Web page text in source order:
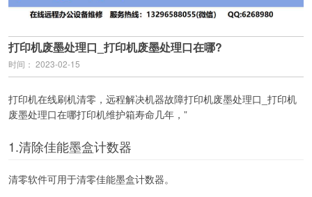
打印机废墨处理口_打印机废墨处理口在哪?
时间： 2023-02-15
打印机在线刷机清零，远程解决机器故障打印机废墨处理口_打印机
废墨处理口在哪打印机维护箱寿命几年，”
1.清除佳能墨盒计数器
清零软件可用于清零佳能墨盒计数器。